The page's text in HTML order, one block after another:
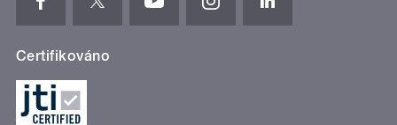
Certifikováno